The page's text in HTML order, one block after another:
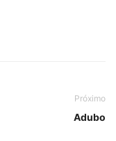
Próximo
Adubo